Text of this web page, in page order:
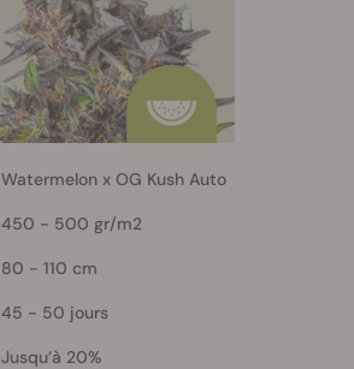
Watermelon x OG Kush Auto
450 - 500 gr/m2
80 - 110 cm
45 - 50 jours
Jusqu’à 20%